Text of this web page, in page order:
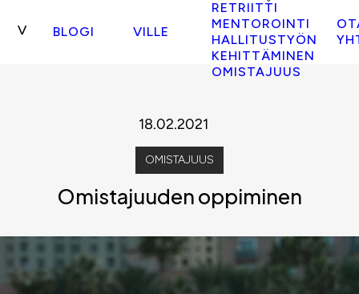
BLOGI VILLE
RETRIITTI
MENTOROINTI
HALLITUSTYÖN
KEHITTÄMINEN
OMISTAJUUS
18.02.2021
OMISTAJUUS
Omistajuuden oppiminen